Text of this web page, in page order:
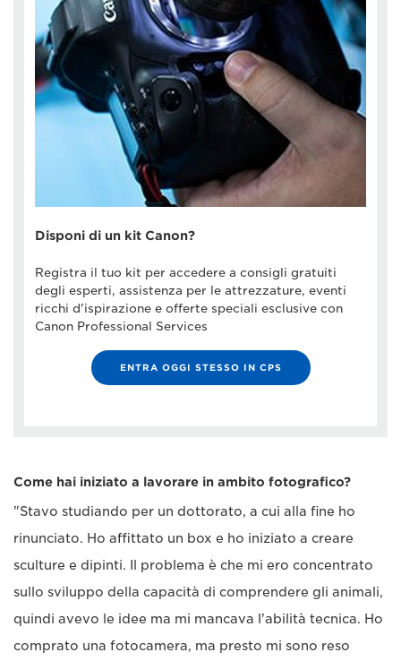
Disponi di un kit Canon?
Registra il tuo kit per accedere a consigli gratuiti
degli esperti, assistenza per le attrezzature, eventi
ricchi d'ispirazione e offerte speciali esclusive con
Canon Professional Services
ENTRA OGGI STESSO IN CPS
Come hai iniziato a lavorare in ambito fotografico?
"Stavo studiando per un dottorato, a cui alla fine ho
rinunciato. Ho affittato un box e ho iniziato a creare
sculture e dipinti. Il problema è che mi ero concentrato
sullo sviluppo della capacità di comprendere gli animali,
quindi avevo le idee ma mi mancava l'abilità tecnica. Ho
comprato una fotocamera, ma presto mi sono reso